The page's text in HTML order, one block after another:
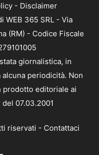
- Disclaimer
WEB 365 SRL - Via
(RM) - Codice Fiscale
giornalistica, in
periodicità. Non
prodotto editoriale ai
07.03.2001
riservati - Contattaci